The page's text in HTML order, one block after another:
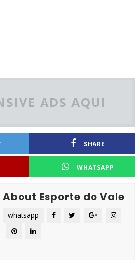
ADS AQUI
SHARE
WHATSAPP
About Esporte do Vale
whatsapp